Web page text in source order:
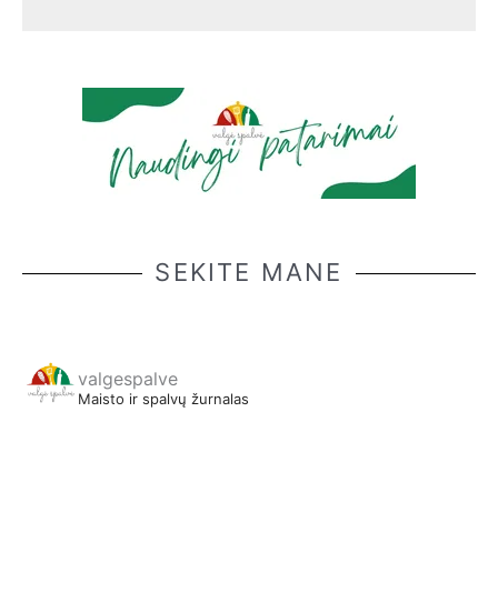
SEKITE MANE
valgespalve
Maisto ir spalvų žurnalas